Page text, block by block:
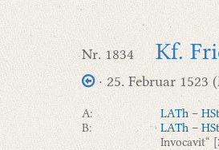
Nr. 1834 Kf.
· 25. Februar 1523
A: LATh –
B:
LATh –
Invocavit“